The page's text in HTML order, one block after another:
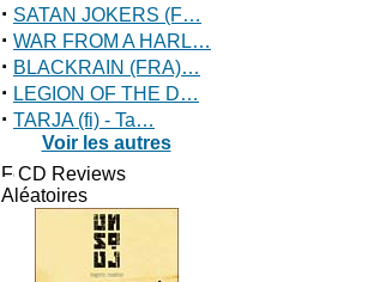
· SATAN JOKERS (F…
· WAR FROM A HARL…
· BLACKRAIN (FRA)…
· LEGION OF THE D…
· TARJA (fi) - Ta…
Voir les autres
CD Reviews
Aléatoires